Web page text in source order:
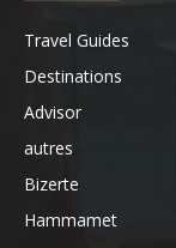
Travel Guides
Destinations
Advisor
autres
Bizerte
Hammamet